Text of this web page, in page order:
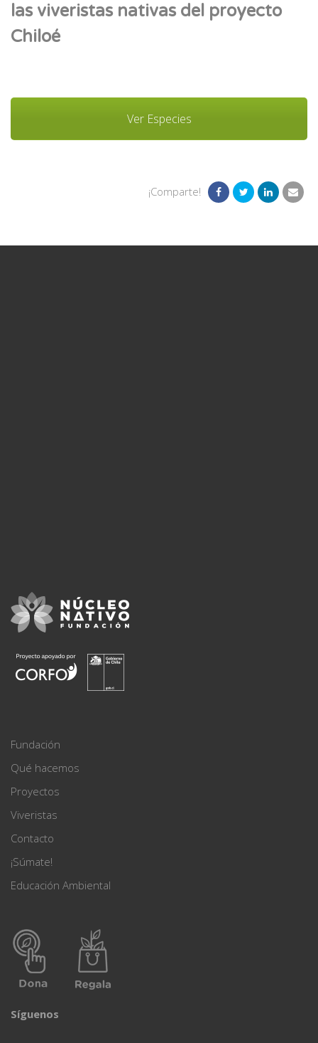
las viveristas nativas del proyecto
Chiloé
Ver Especies
¡Comparte!
Fundación
Qué hacemos
Proyectos
Viveristas
Contacto
¡Súmate!
Educación Ambiental
Síguenos